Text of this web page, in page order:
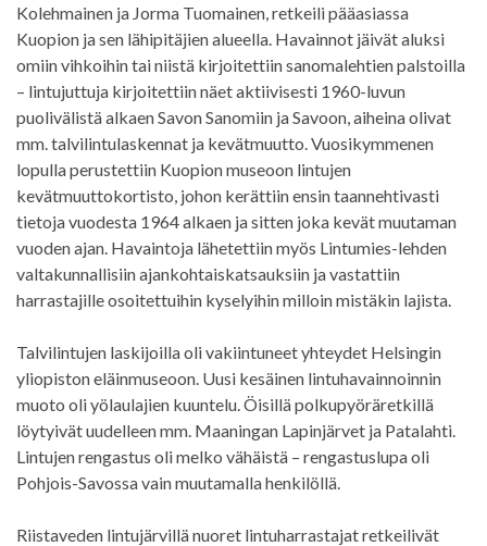
Kolehmainen ja Jorma Tuomainen, retkeili pääasiassa
Kuopion ja sen lähipitäjien alueella. Havainnot jäivät aluksi
omiin vihkoihin tai niistä kirjoitettiin sanomalehtien palstoilla
– lintujuttuja kirjoitettiin näet aktiivisesti 1960-luvun
puolivälistä alkaen Savon Sanomiin ja Savoon, aiheina olivat
mm. talvilintulaskennat ja kevätmuutto. Vuosikymmenen
lopulla perustettiin Kuopion museoon lintujen
kevätmuuttokortisto, johon kerättiin ensin taannehtivasti
tietoja vuodesta 1964 alkaen ja sitten joka kevät muutaman
vuoden ajan. Havaintoja lähetettiin myös Lintumies-lehden
valtakunnallisiin ajankohtaiskatsauksiin ja vastattiin
harrastajille osoitettuihin kyselyihin milloin mistäkin lajista.
Talvilintujen laskijoilla oli vakiintuneet yhteydet Helsingin
yliopiston eläinmuseoon. Uusi kesäinen lintuhavainnoinnin
muoto oli yölaulajien kuuntelu. Öisillä polkupyöräretkillä
löytyivät uudelleen mm. Maaningan Lapinjärvet ja Patalahti.
Lintujen rengastus oli melko vähäistä – rengastuslupa oli
Pohjois-Savossa vain muutamalla henkilöllä.
Riistaveden lintujärvillä nuoret lintuharrastajat retkeilivät